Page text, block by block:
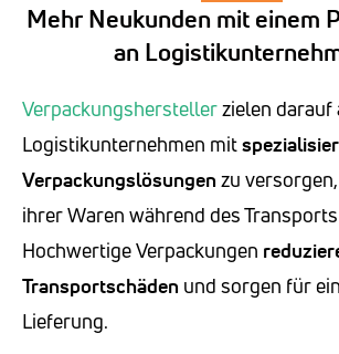
Mehr Neukunden mit einem
an
Verpackungsherstellerzielen darauf
Logistikunternehmen mit
Verpackungslösungen zu
ihrer Waren während des
Hochwertige Verpackungen
Transportschäden und sorgen für
Lieferung.